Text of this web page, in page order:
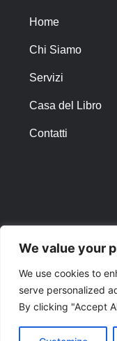
We value your
We use cookies to
serve personalized
By clicking "Accept
Home
Chi Siamo
Servizi
Casa del Libro
Contatti
Privacy Policy